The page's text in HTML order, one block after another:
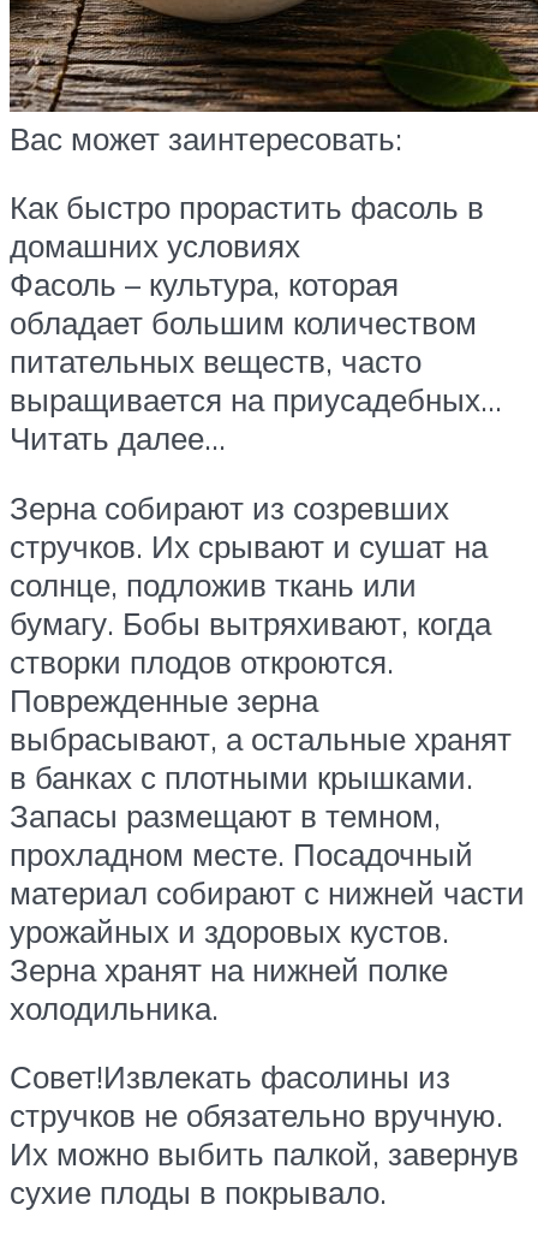
Вас может заинтересовать:
Как быстро прорастить фасоль в
домашних условиях
Фасоль – культура, которая
обладает большим количеством
питательных веществ, часто
выращивается на приусадебных…
Читать далее…
Зерна собирают из созревших
стручков. Их срывают и сушат на
солнце, подложив ткань или
бумагу. Бобы вытряхивают, когда
створки плодов откроются.
Поврежденные зерна
выбрасывают, а остальные хранят
в банках с плотными крышками.
Запасы размещают в темном,
прохладном месте. Посадочный
материал собирают с нижней части
урожайных и здоровых кустов.
Зерна хранят на нижней полке
холодильника.
Совет!Извлекать фасолины из
стручков не обязательно вручную.
Их можно выбить палкой, завернув
сухие плоды в покрывало.